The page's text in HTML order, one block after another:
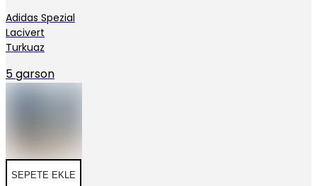
Adidas Spezial
Lacivert
Turkuaz
5 garson
SEPETE EKLE